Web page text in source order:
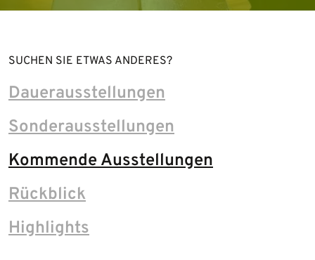
SUCHEN SIE ETWAS ANDERES?
Dauerausstellungen
Sonderausstellungen
Kommende Ausstellungen
Rückblick
Highlights